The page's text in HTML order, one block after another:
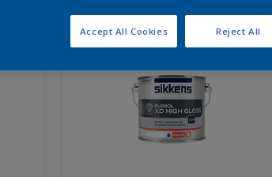
Reject All
Accept All Cookies